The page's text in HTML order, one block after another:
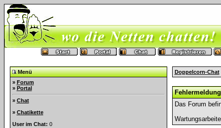
Menü
» Forum
» Portal
» Chat
» Chatikette
User im Chat: 0
Doppelcorn-Chat
Fehlermeldung
Das Forum